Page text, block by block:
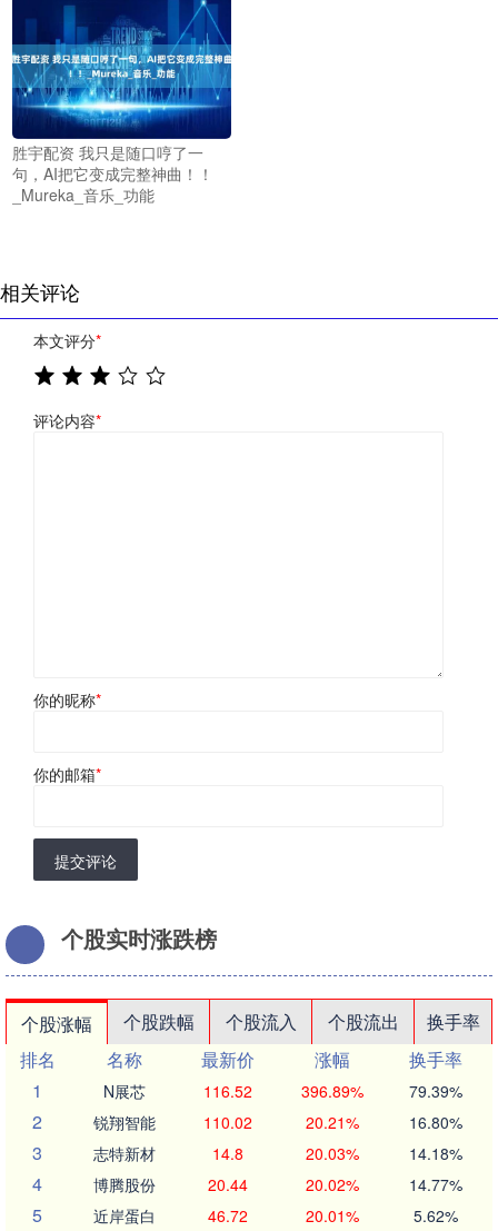
胜宇配资 我只是随口哼了一
句，AI把它变成完整神曲！！
_Mureka_音乐_功能
相关评论
本文评分*
评论内容*
你的昵称*
你的邮箱*
提交评论
个股实时涨跌榜
个股涨幅 个股跌幅 个股流入 个股流出
换手率
排名
名称 最新价 涨幅
换手率
1
N展芯 116.52 396.89% 79.39%
2 锐翔智能 110.02 20.21% 16.80%
3 志特新材 14.8 20.03% 14.18%
4 博腾股份 20.44 20.02% 14.77%
5 近岸蛋白 46.72 20.01% 5.62%